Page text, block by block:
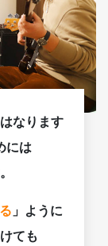
なります
には
」ように
ても